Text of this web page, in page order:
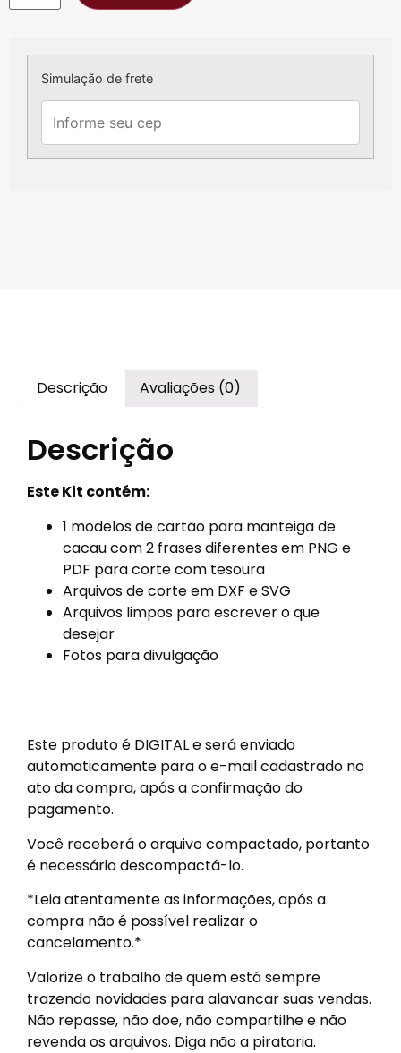
Simulação de frete
Descrição Avaliações (0)
Descrição
Este Kit contém:
1 modelos de cartão para manteiga de
cacau com 2 frases diferentes em PNG e
PDF para corte com tesoura
Arquivos de corte em DXF e SVG
Arquivos limpos para escrever o que
desejar
Fotos para divulgação
Este produto é DIGITAL e será enviado
automaticamente para o e-mail cadastrado no
ato da compra, após a confirmação do
pagamento.
Você receberá o arquivo compactado, portanto
é necessário descompactá-lo.
*Leia atentamente as informações, após a
compra não é possível realizar o
cancelamento.*
Valorize o trabalho de quem está sempre
trazendo novidades para alavancar suas vendas.
Não repasse, não doe, não compartilhe e não
revenda os arquivos. Diga não a pirataria.